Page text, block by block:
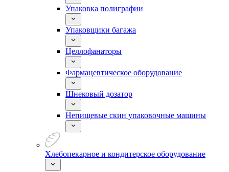
Упаковка полиграфии
Упаковщики багажа
Целлофанаторы
Фармацевтическое оборудование
Шнековый дозатор
Непищевые скин упаковочные машины
Хлебопекарное и кондитерское оборудование